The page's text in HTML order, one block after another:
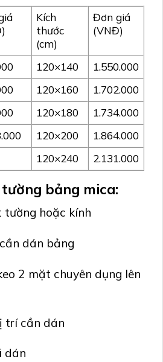
Kích
thước
(cm)
Đơn giá
(VNĐ)
120×140
1.550.000
120×160
1.702.000
120×180
1.734.000
120×200
1.864.000
120×240
2.131.000
bảng mica:
tường hoặc kính
dán bảng
2 mặt chuyên dụng lên
trí cần dán
dán